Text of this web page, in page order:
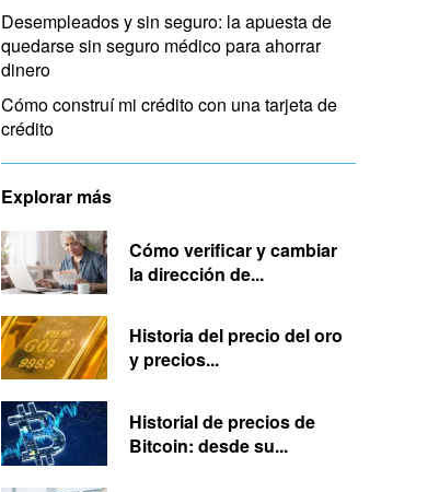
Desempleados y sin seguro: la apuesta de
quedarse sin seguro médico para ahorrar
dinero
Cómo construí mi crédito con una tarjeta de
crédito
Explorar más
Cómo verificar y cambiar
la dirección de...
Historia del precio del oro
y precios...
Historial de precios de
Bitcoin: desde su...